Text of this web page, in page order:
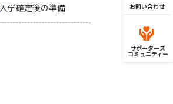
入学確定後の準備 お問い合わせ
サポーターズ
コミュニティー